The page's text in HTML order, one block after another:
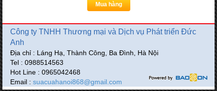
Mua hàng
Công ty TNHH Thương mại và Dịch vụ Phát triển Đức
Anh
Địa chỉ : Láng Hạ, Thành Công, Ba Đình, Hà Nội
Tel : 0988514563
Hot Line : 0965042468
Email : suacuahanoi868@gmail.com